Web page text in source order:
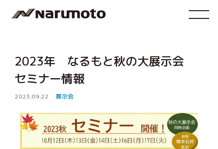
2023年 なるもと秋の大展示会
セミナー情報
2023.09.22 展示会